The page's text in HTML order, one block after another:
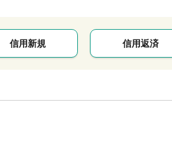
信用新規 信用返済